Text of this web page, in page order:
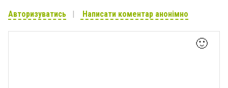
Авторизуватись Написати коментар анонімно
🙂